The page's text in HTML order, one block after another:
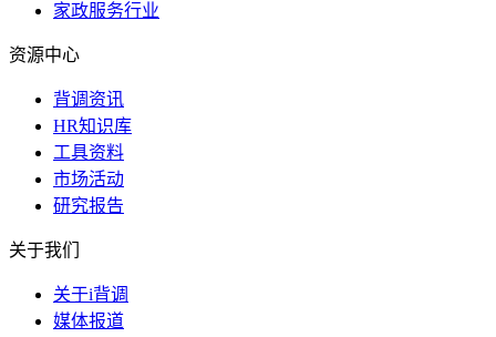
家政服务行业
资源中心
背调资讯
HR知识库
工具资料
市场活动
研究报告
关于我们
关于i背调
媒体报道